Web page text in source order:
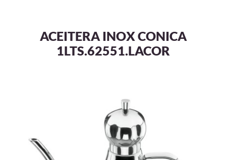
ACEITERA INOX CONICA
1LTS.62551.LACOR